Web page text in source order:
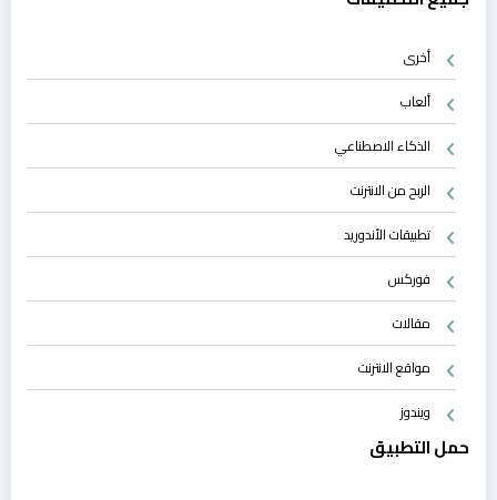
أخرى
ألعاب
الذكاء الاصطناعي
الربح من الانترنت
تطبيقات الأندوريد
فوركس
مقالات
مواقع الانترنت
ويندوز
حمل التطبيق